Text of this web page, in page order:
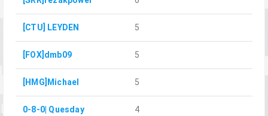
[CTU] LEYDEN 5
[FOX]dmb09 5
[HMG]Michael 5
0-8-0| Quesday 4